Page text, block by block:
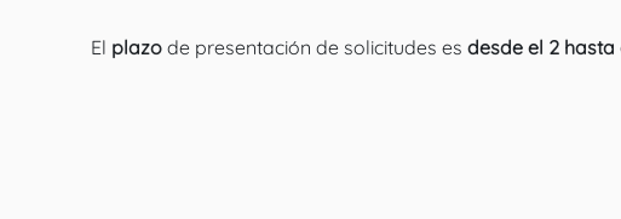
El plazo de presentación de solicitudes es desde el 2 hasta